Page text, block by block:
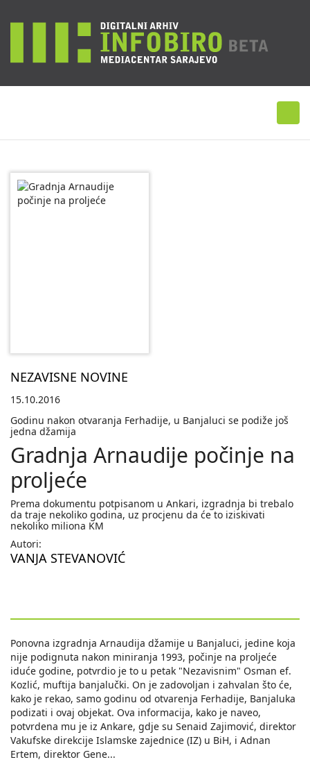
NEZAVISNE NOVINE
15.10.2016
Godinu nakon otvaranja Ferhadije, u Banjaluci se podiže još
jedna džamija
Gradnja Arnaudije počinje na
proljeće
Prema dokumentu potpisanom u Ankari, izgradnja bi trebalo
da traje nekoliko godina, uz procjenu da će to iziskivati
nekoliko miliona KM
Autori:
VANJA STEVANOVIĆ
Ponovna izgradnja Arnaudija džamije u Banjaluci, jedine koja
nije podignuta nakon miniranja 1993, počinje na proljeće
iduće godine, potvrdio je to u petak "Nezavisnim" Osman ef.
Kozlić, muftija banjalučki. On je zadovoljan i zahvalan što će,
kako je rekao, samo godinu od otvarenja Ferhadije, Banjaluka
podizati i ovaj objekat. Ova informacija, kako je naveo,
potvrdena mu je iz Ankare, gdje su Senaid Zajimović, direktor
Vakufske direkcije Islamske zajednice (IZ) u BiH, i Adnan
Ertem, direktor Gene...